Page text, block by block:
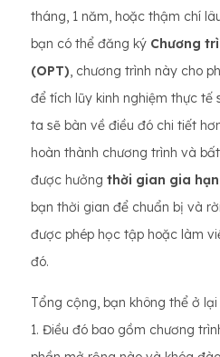
tháng, 1 năm, hoặc thậm chí
bạn có thể đăng ký Chương
(OPT), chương trình này cho
để tích lũy kinh nghiệm thực tế
ta sẽ bàn về điều đó chi tiết
hoàn thành chương trình và
được hưởng thời gian gia
bạn thời gian để chuẩn bị và
được phép học tập hoặc làm
đó.
Tổng cộng, bạn không thể ở
1. Điều đó bao gồm chương